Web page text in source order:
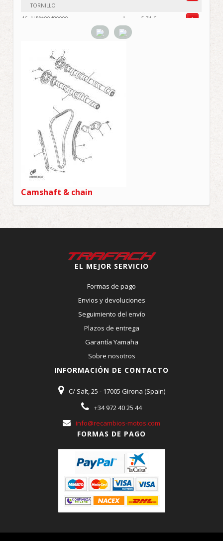
TORNILLO
16 1UYW00480000
CJTO TORNILLO DE PURGA
1 5,71 € +
.CUNA DE CALIBRE
5SL258271000
.CUNA DE CALIBRE
5SL258280000
CUNA DE CALIBRE
Camshaft & chain
EL MEJOR SERVICIO
Formas de pago
Envios y devoluciones
Seguimiento del envío
Plazos de entrega
Garantía Yamaha
Sobre nosotros
INFORMACIÓN DE CONTACTO
C/ Salt, 25 - 17005 Girona (Spain)
+34 972 40 25 44
info@recambios-motos.com
FORMAS DE PAGO